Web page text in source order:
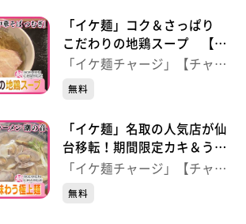
「イケ麺」コク＆さっぱり
こだわりの地鶏スープ 【自
家製中華そば つむぎ】（宮
「イケ麺チャージ」【チャー
ジ！】
無料
「イケ麺」名取の人気店が仙
台移転！期間限定カキ＆うま
みたっぷりアサリ 【天然だ
台・青葉区）
「イケ麺チャージ」【チャー
ジ！】
無料